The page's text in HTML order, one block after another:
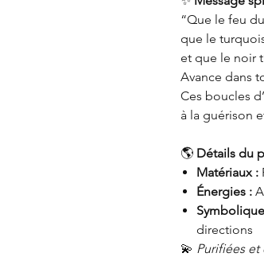
“Que le feu
que le
et que le noir
Avance dans
Ces boucles
à la guérison
🌎 Détails du
Matériaux :
Énergies :
directions
💫 Purifiées et